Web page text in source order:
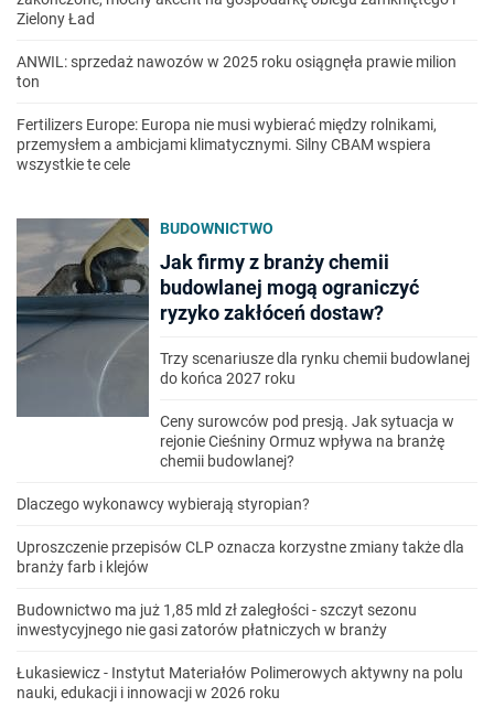
Zielony Ład
ANWIL: sprzedaż nawozów w 2025 roku osiągnęła prawie milion
ton
Fertilizers Europe: Europa nie musi wybierać między rolnikami,
przemysłem a ambicjami klimatycznymi. Silny CBAM wspiera
wszystkie te cele
BUDOWNICTWO
Jak firmy z branży chemii
budowlanej mogą ograniczyć
ryzyko zakłóceń dostaw?
Trzy scenariusze dla rynku chemii budowlanej
do końca 2027 roku
Ceny surowców pod presją. Jak sytuacja w
rejonie Cieśniny Ormuz wpływa na branżę
chemii budowlanej?
Dlaczego wykonawcy wybierają styropian?
Uproszczenie przepisów CLP oznacza korzystne zmiany także dla
branży farb i klejów
Budownictwo ma już 1,85 mld zł zaległości - szczyt sezonu
inwestycyjnego nie gasi zatorów płatniczych w branży
Łukasiewicz - Instytut Materiałów Polimerowych aktywny na polu
nauki, edukacji i innowacji w 2026 roku